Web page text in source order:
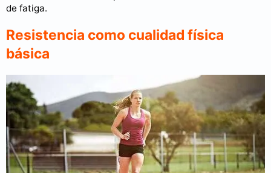
de fatiga.
Resistencia como cualidad física
básica